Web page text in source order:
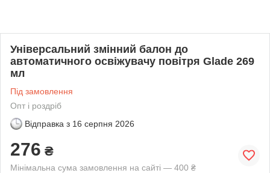
Універсальний змінний балон до
автоматичного освіжувачу повітря Glade 269
мл
Під замовлення
Опт і роздріб
Відправка з 16 серпня 2026
276 ₴
Мінімальна сума замовлення на сайті — 400 ₴